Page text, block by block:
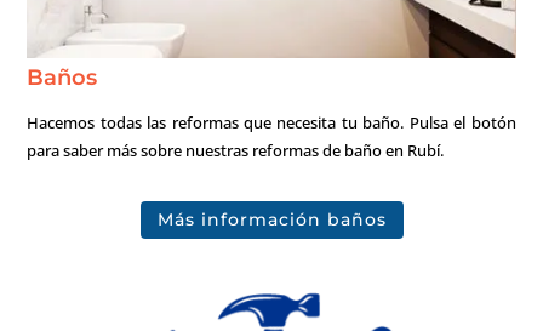
Baños
Hacemos todas las reformas que necesita tu baño. Pulsa el botón
para saber más sobre nuestras reformas de baño en Rubí.
Más información baños